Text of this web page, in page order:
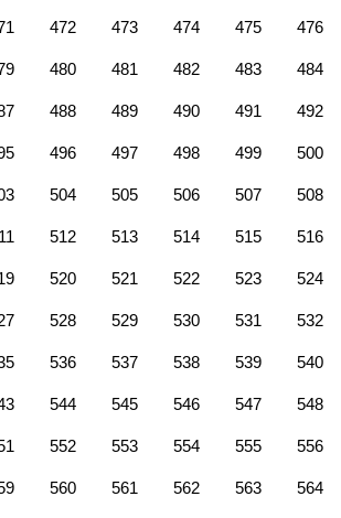
472 473 474 475 476
480 481 482 483 484
488 489 490 491 492
496 497 498 499 500
504 505 506 507 508
512 513 514 515 516
520 521 522 523 524
528 529 530 531 532
536 537 538 539 540
544 545 546 547 548
552 553 554 555 556
560 561 562 563 564